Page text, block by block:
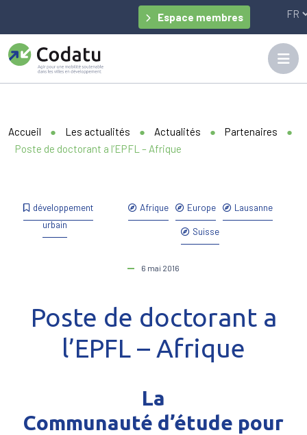
Espace membres
Accueil ● Les actualités ● Actualités ● Partenaires
●
Poste de doctorant a l’EPFL – Afrique
développement
urbain
Afrique Europe Lausanne
Suisse
6 mai 2016
Poste de doctorant a
l’EPFL – Afrique
La
Communauté d’étude pour
Panneau de gestion des cookies